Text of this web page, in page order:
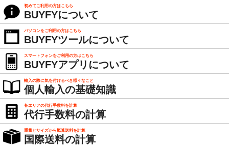
初めてご利用の方はこちら
BUYFYについて
パソコンをご利用の方はこちら
BUYFYツールについて
スマートフォンをご利用の方はこちら
BUYFYアプリについて
輸入の際に気を付けるべき様々なこと
個人輸入の基礎知識
各エリアの代行手数料を計算
代行手数料の計算
重量とサイズから概算送料を計算
国際送料の計算